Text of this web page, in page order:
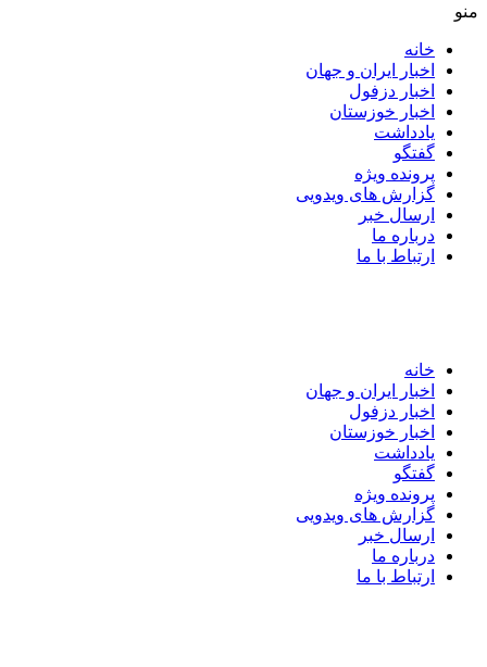
منو
خانه
اخبار ایران و جهان
اخبار دزفول
اخبار خوزستان
یادداشت
گفتگو
پرونده ویژه
گزارش های ویدویی
ارسال خبر
درباره ما
ارتباط با ما
خانه
اخبار ایران و جهان
اخبار دزفول
اخبار خوزستان
یادداشت
گفتگو
پرونده ویژه
گزارش های ویدویی
ارسال خبر
درباره ما
ارتباط با ما